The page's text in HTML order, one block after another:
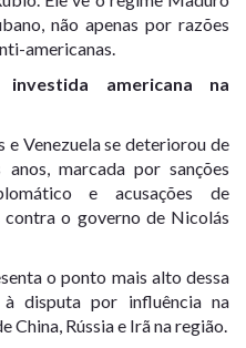
não apenas por razões
americanas.
americana na
e Venezuela se deteriorou de
marcada por sanções
e acusações de
o governo de Nicolás
o ponto mais alto dessa
disputa por influência na
China, Rússia e Irã na região.